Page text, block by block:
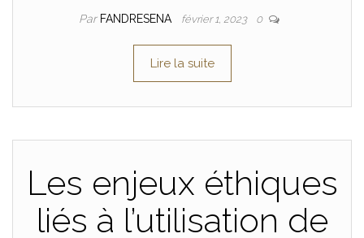
Par FANDRESENA février 1, 2023 0
Lire la suite
Les enjeux éthiques
liés à l’utilisation de